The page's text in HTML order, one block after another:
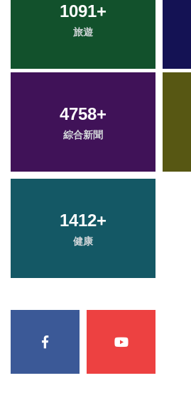
1091+
旅遊
4758+
綜合新聞
1412+
健康